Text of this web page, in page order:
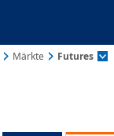
Märkte Futures